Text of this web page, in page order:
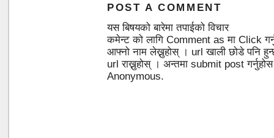
POST A COMMENT
यस बिषयको बारेमा तपाईको विचार
कमेन्ट को लागि Comment as मा Click
आफ्नो नाम लेख्नुहोस् । url खाली छोडे पनि
url राख्नुहोस् । अन्तमा submit post
Anonymous.